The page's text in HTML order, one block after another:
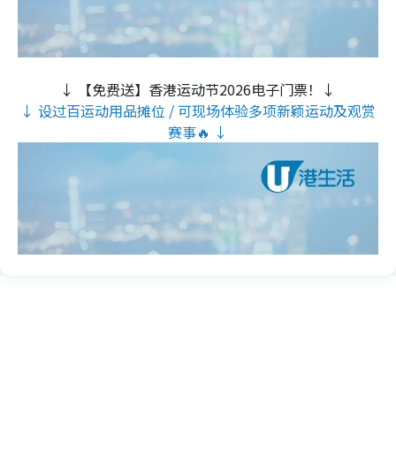
↓ 【免费送】香港运动节2026电子门票！↓
↓ 设过百运动用品摊位 / 可现场体验多项新颖运动及观赏
赛事🔥 ↓